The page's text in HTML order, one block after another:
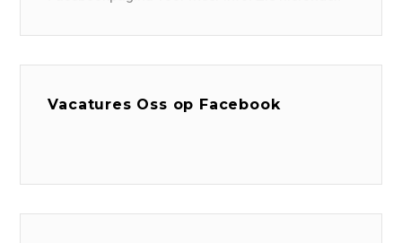
Vacatures Oss op Facebook